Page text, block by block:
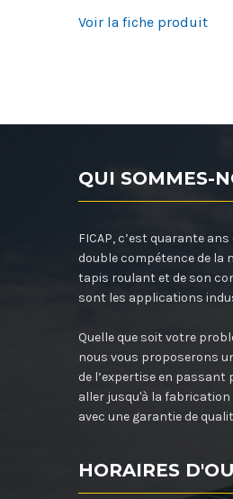
Voir la fiche produit
QUI SOMMES-
FICAP, c’est quarante
double compétence de
tapis roulant et de son
sont les applications
Quelle que soit votre
nous vous proposerons
de l’expertise en
aller jusqu'à la fabrication
avec une garantie de
HORAIRES